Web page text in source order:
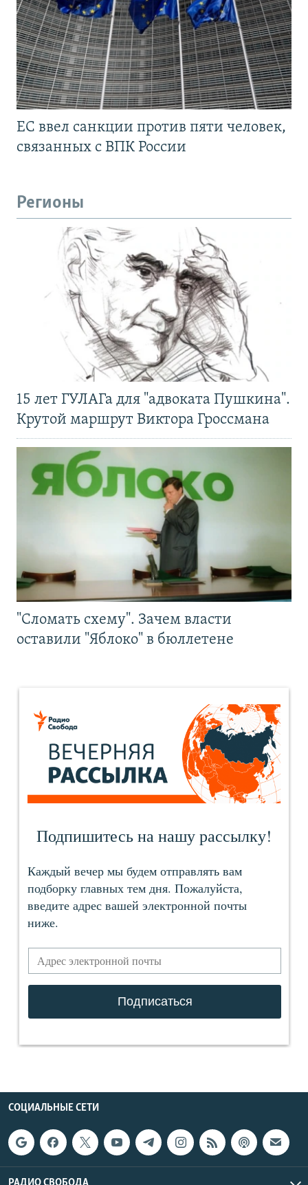
ЕС ввел санкции против пяти человек,
связанных с ВПК России
Регионы
15 лет ГУЛАГа для "адвоката Пушкина".
Крутой маршрут Виктора Гроссмана
"Сломать схему". Зачем власти
оставили "Яблоко" в бюллетене
СОЦИАЛЬНЫЕ СЕТИ